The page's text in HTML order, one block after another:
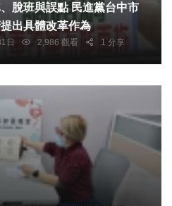
點 民進黨台中市
出具體改革作為
日 2,986 觀看 1 分享